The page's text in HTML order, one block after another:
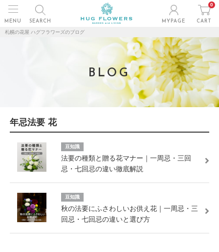
MENU SEARCH MYPAGE
0
CART
札幌の花屋 ハグフラワーズのブログ
BLOG
年忌法要 花
豆知識
法要の種類と贈る花マナー｜一周忌・三回
忌・七回忌の違い徹底解説
豆知識
秋の法要にふさわしいお供え花｜一周忌・三
回忌・七回忌の違いと選び方